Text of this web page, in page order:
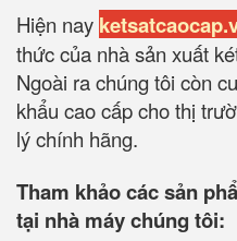
Hiện nay
thức của nhà sản xuất
Ngoài ra chúng tôi còn
khẩu cao cấp cho thị
lý chính hãng.
Tham khảo các sản
tại nhà máy chúng tôi: